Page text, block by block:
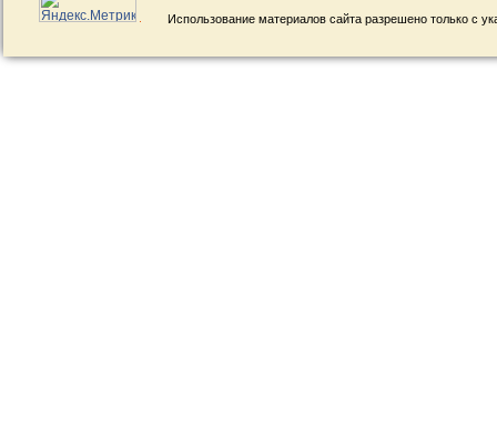
Использование материалов сайта разрешено только с